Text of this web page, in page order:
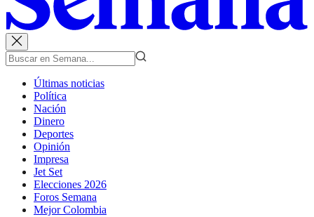
Últimas noticias
Política
Nación
Dinero
Deportes
Opinión
Impresa
Jet Set
Elecciones 2026
Foros Semana
Mejor Colombia